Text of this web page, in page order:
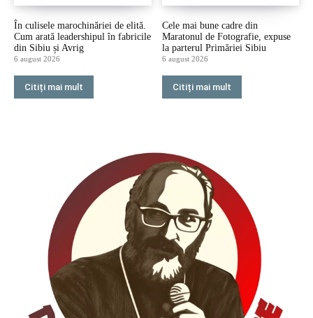
În culisele marochinăriei de elită.
Cum arată leadershipul în fabricile
din Sibiu și Avrig
6 august 2026
Citiți mai mult
Cele mai bune cadre din
Maratonul de Fotografie, expuse
la parterul Primăriei Sibiu
6 august 2026
Citiți mai mult